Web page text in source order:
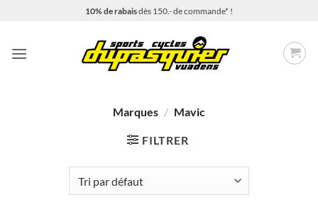
10% de rabaisdès 150.- de commande* !
Marques / Mavic
FILTRER